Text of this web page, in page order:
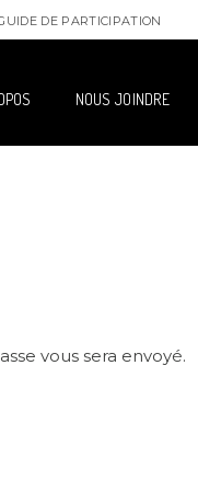
DE PARTICIPATION
NOUS JOINDRE
vous sera envoyé.